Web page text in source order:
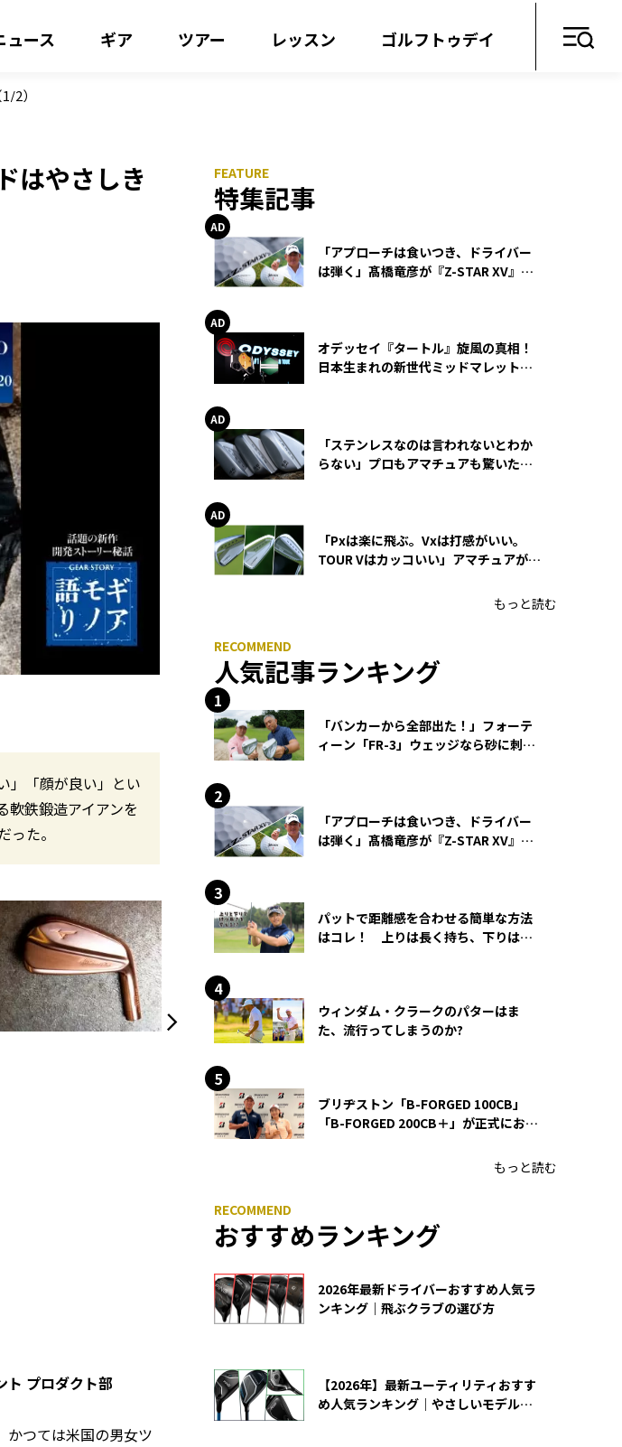
ュース ギア ツアー レッスン ゴルフトゥデイ
2）
はやさしき
」「顔が良い」とい
軟鉄鍛造アイアンを
た。
ト プロダクト部
かつては米国の男女ツ
特集記事
「アプローチは食いつき、ドライバー
は弾く」髙橋竜彦が『Z-STAR XV』を
オデッセイ『タートル』旋風の真相！
日本生まれの新世代ミッドマレットが
「ステンレスなのは言われないとわか
らない」プロもアマチュアも驚いた
「Pxは楽に飛ぶ。Vxは打感がいい。
TOUR Vはカッコいい」アマチュアが選
もっと読む
人気記事ランキング
「バンカーから全部出た！」フォーテ
ィーン「FR-3」ウェッジなら砂に刺さ
「アプローチは食いつき、ドライバー
は弾く」髙橋竜彦が『Z-STAR XV』を
パットで距離感を合わせる簡単な方法
はコレ！ 上りは長く持ち、下りは短
ウィンダム・クラークのパターはま
た、流行ってしまうのか?
ブリヂストン「B-FORGED 100CB」
「B-FORGED 200CB＋」が正式にお披
もっと読む
おすすめランキング
2026年最新ドライバーおすすめ人気ラ
ンキング｜飛ぶクラブの選び方
【2026年】最新ユーティリティおすす
め人気ランキング｜やさしいモデルの